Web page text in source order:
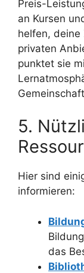
Preis-
an Kursen
helfen, deine
privaten
punktet sie
5.
Hier sind
informieren:
das